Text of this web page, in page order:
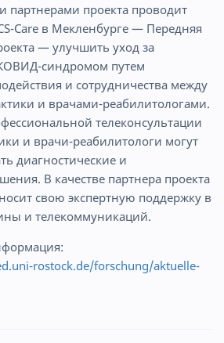
партнерами проекта проводит
Care в Мекленбурге — Передняя
— улучшить уход за
синдромом путем
и сотрудничества между
и врачами-реабилитологами.
телеконсультации
и врачи-реабилитологи могут
диагностические и
В качестве партнера проекта
свою экспертную поддержку в
и телекоммуникаций.
rostock.de/forschung/aktuelle-